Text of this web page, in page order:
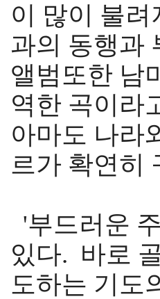
이 많이 불
과의 동행과
앨범또한 남
역한 곡이라
아마도 나라
르가 확연히
'부드러운
있다. 바로
도하는 기도